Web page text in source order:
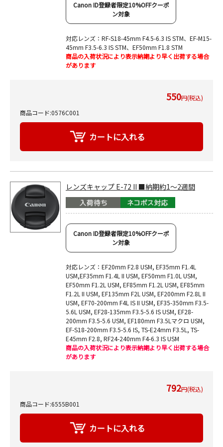
Canon ID登録者限定10%OFFクーポ
ン対象
対応レンズ：RF-S18-45mm F4.5-6.3 IS STM、EF-M15-
45mm F3.5-6.3 IS STM、EF50mm F1.8 STM
商品の入荷状況により表示納期より早く出荷する場合
があります
550円(税込)
商品コード:0576C001
レンズキャップ E-72 II ■納期約1～2週間
Canon ID登録者限定10%OFFクーポ
ン対象
対応レンズ：EF20mm F2.8 USM, EF35mm F1.4L
USM,EF35mm F1.4L II USM, EF50mm F1.0L USM,
EF50mm F1.2L USM, EF85mm F1.2L USM, EF85mm
F1.2L II USM, EF135mm F2L USM, EF200mm F2.8L II
USM, EF70-200mm F4L IS II USM, EF35-350mm F3.5-
5.6L USM, EF28-135mm F3.5-5.6 IS USM, EF28-
200mm F3.5-5.6 USM, EF180mm F3.5Lマクロ USM,
EF-S18-200mm F3.5-5.6 IS, TS-E24mm F3.5L, TS-
E45mm F2.8, RF24-240mm F4-6.3 IS USM
商品の入荷状況により表示納期より早く出荷する場合
があります
792円(税込)
商品コード:6555B001